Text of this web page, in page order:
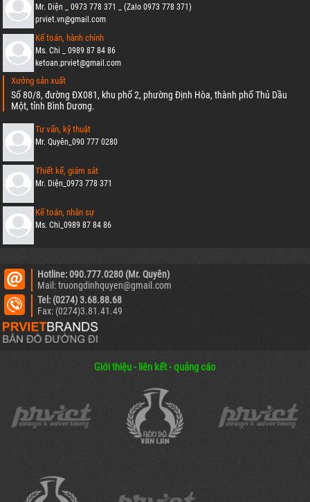
Mr. Diện _ 0973 778 371 _ (Zalo 0973 778 371)
prviet.vn@gmail.com
Kế toán, hành chính
Ms. Chi _ 0989 87 84 86
ketoan.prviet@gmail.com
Xưởng sản xuất
Số 80/8, đường ĐX081, khu phố 2, phường Định Hòa, thành phố Thủ Dầu
Một, tỉnh Bình Dương.
Tư vấn, kỹ thuật
Mr. Quyên_090 777 0280
Thiết kế, giám sát
Mr. Diện_0973 778 371
Kế toán, nhân sự
Ms. Chi_0989 87 84 86
Hotline: 090.777.0280 (Mr. Quyên)
Mail: truongdinhquyen@gmail.com
Tel: (0274) 3.68.88.68
Fax: (0274)3.81.41.49
Giới thiệu - liên kết - quảng cáo